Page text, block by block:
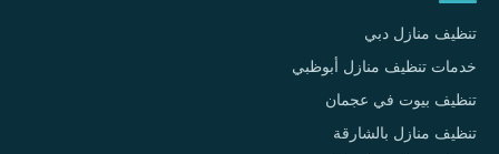
تنظيف منازل دبي
خدمات تنظيف منازل أبوظبي
تنظيف بيوت في عجمان
تنظيف منازل بالشارقة